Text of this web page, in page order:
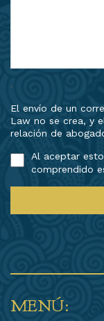
.
El envío de un
Law no se crea, y
relación de
Al aceptar
comprendido
MENÚ: